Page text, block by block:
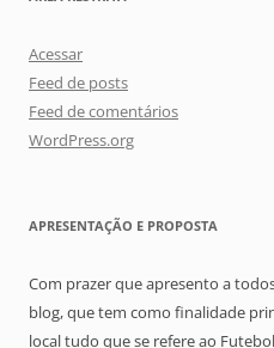
Acessar
Feed de posts
Feed de comentários
WordPress.org
APRESENTAÇÃO E PROPOSTA
Com prazer que apresento a
blog, que tem como finalidade
local tudo que se refere ao